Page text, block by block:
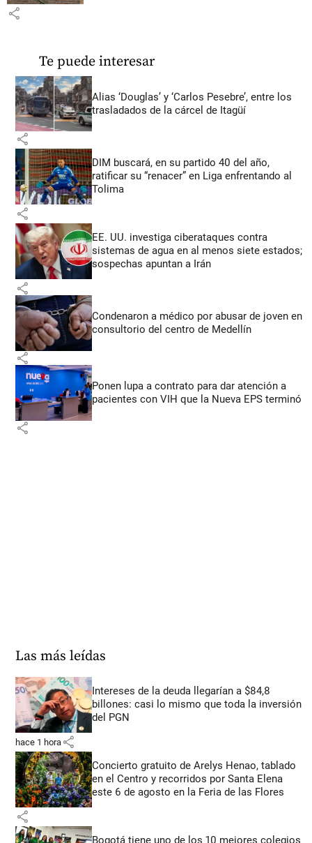
share
Te puede interesar
Alias ‘Douglas’ y ‘Carlos Pesebre’, entre los
trasladados de la cárcel de Itagüí
share
DIM buscará, en su partido 40 del año,
ratificar su “renacer” en Liga enfrentando al
Tolima
share
EE. UU. investiga ciberataques contra
sistemas de agua en al menos siete estados;
sospechas apuntan a Irán
share
Condenaron a médico por abusar de joven en
consultorio del centro de Medellín
share
Ponen lupa a contrato para dar atención a
pacientes con VIH que la Nueva EPS terminó
share
Las más leídas
Intereses de la deuda llegarían a $84,8
billones: casi lo mismo que toda la inversión
del PGN
hace 1 hora share
Concierto gratuito de Arelys Henao, tablado
en el Centro y recorridos por Santa Elena
este 6 de agosto en la Feria de las Flores
share
Bogotá tiene uno de los 10 mejores colegios